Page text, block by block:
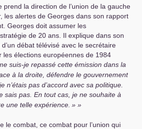
prend la direction de l’union de la gauche
les alertes de Georges dans son rapport
Georges doit assumer les
de 20 ans. Il explique dans son
débat télévisé avec le secrétaire
les élections européennes de 1984
suis-je repassé cette émission dans la
à la droite, défendre le gouvernement
n’étais pas d’accord avec sa politique.
sais pas. En tout cas, je ne souhaite à
une telle expérience. »
le combat, ce combat pour l’union qui